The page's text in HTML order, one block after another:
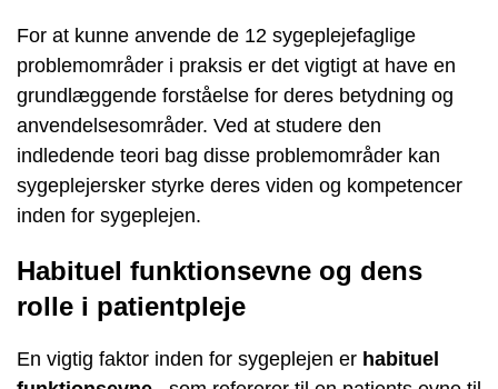
For at kunne anvende de 12 sygeplejefaglige
problemområder i praksis er det vigtigt at have en
grundlæggende forståelse for deres betydning og
anvendelsesområder. Ved at studere den
indledende teori bag disse problemområder kan
sygeplejersker styrke deres viden og kompetencer
inden for sygeplejen.
Habituel funktionsevne og dens
rolle i patientpleje
En vigtig faktor inden for sygeplejen er habituel